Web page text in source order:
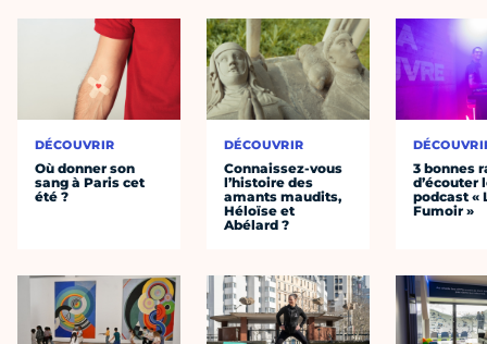
DÉCOUVRIR
Où donner son
sang à Paris cet
été ?
DÉCOUVRIR
Connaissez-vous
l’histoire des
amants maudits,
Héloïse et
Abélard ?
3 bonnes
d’écouter
podcast «
Fumoir »